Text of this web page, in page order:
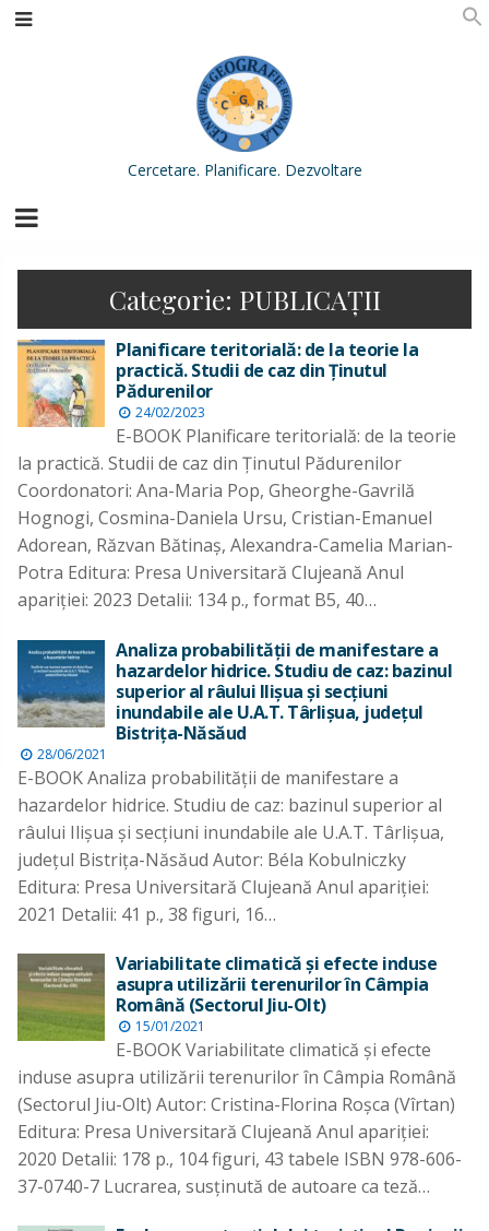
Cercetare. Planificare. Dezvoltare
Categorie: PUBLICAŢII
Planificare teritorială: de la teorie la
practică. Studii de caz din Ținutul
Pădurenilor
24/02/2023
E-BOOK Planificare teritorială: de la teorie
la practică. Studii de caz din Ţinutul Pădurenilor
Coordonatori: Ana-Maria Pop, Gheorghe-Gavrilă
Hognogi, Cosmina-Daniela Ursu, Cristian-Emanuel
Adorean, Răzvan Bătinaş, Alexandra-Camelia Marian-
Potra Editura: Presa Universitară Clujeană Anul
apariţiei: 2023 Detalii: 134 p., format B5, 40…
Analiza probabilităţii de manifestare a
hazardelor hidrice. Studiu de caz: bazinul
superior al râului Ilişua şi secţiuni
inundabile ale U.A.T. Târlişua, judeţul
Bistriţa-Năsăud
28/06/2021
E-BOOK Analiza probabilităţii de manifestare a
hazardelor hidrice. Studiu de caz: bazinul superior al
râului Ilişua şi secţiuni inundabile ale U.A.T. Târlişua,
judeţul Bistriţa-Năsăud Autor: Béla Kobulniczky
Editura: Presa Universitară Clujeană Anul apariţiei:
2021 Detalii: 41 p., 38 figuri, 16…
Variabilitate climatică și efecte induse
asupra utilizării terenurilor în Câmpia
Română (Sectorul Jiu-Olt)
15/01/2021
E-BOOK Variabilitate climatică și efecte
induse asupra utilizării terenurilor în Câmpia Română
(Sectorul Jiu-Olt) Autor: Cristina-Florina Roşca (Vîrtan)
Editura: Presa Universitară Clujeană Anul apariţiei:
2020 Detalii: 178 p., 104 figuri, 43 tabele ISBN 978-606-
37-0740-7 Lucrarea, susţinută de autoare ca teză…